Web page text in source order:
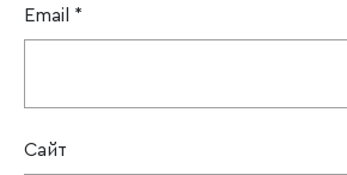
Email *
Сайт